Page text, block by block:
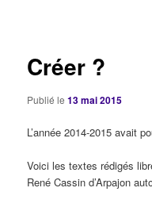
Créer ?
Publié le13 mai 2015
L’année 2014-2015 avait
Voici les textes rédigés
René Cassin d’Arpajon